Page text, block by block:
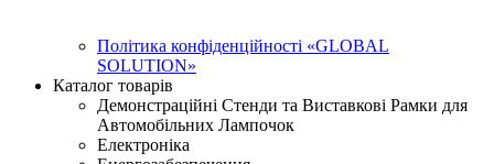
Політика конфіденційності «GLOBAL
SOLUTION»
Каталог товарів
Демонстраційні Стенди та Виставкові Рамки для
Автомобільних Лампочок
Електроніка